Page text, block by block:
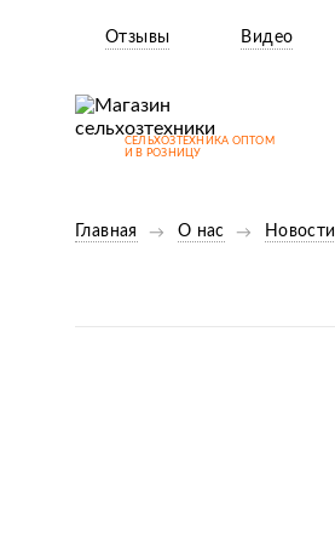
Отзывы Видео
СЕЛЬХОЗТЕХНИКА ОПТОМ
И В РОЗНИЦУ
Главная О нас Новости